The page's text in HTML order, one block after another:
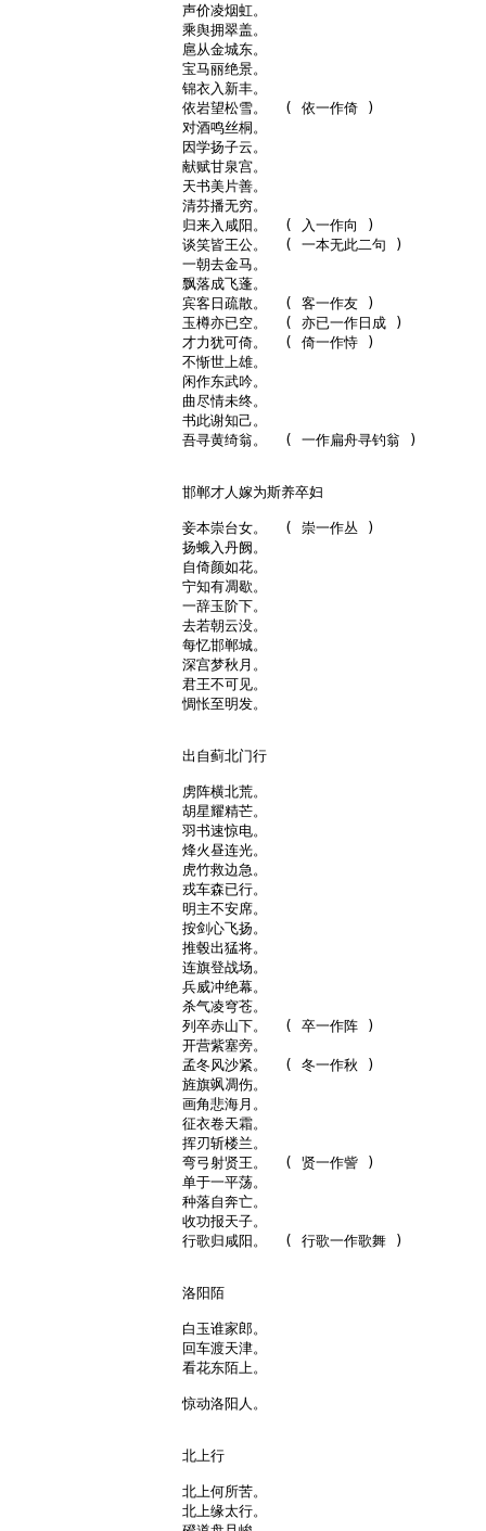
声价凌烟虹。
乘舆拥翠盖。
扈从金城东。
宝马丽绝景。
锦衣入新丰。
依岩望松雪。  ( 依一作倚 )
对酒鸣丝桐。
因学扬子云。
献赋甘泉宫。
天书美片善。
清芬播无穷。
归来入咸阳。  ( 入一作向 )
谈笑皆王公。  ( 一本无此二句 )
一朝去金马。
飘落成飞蓬。
宾客日疏散。  ( 客一作友 )
玉樽亦已空。  ( 亦已一作日成 )
才力犹可倚。  ( 倚一作恃 )
不惭世上雄。
闲作东武吟。
曲尽情未终。
书此谢知己。
吾寻黄绮翁。  ( 一作扁舟寻钓翁 )
邯郸才人嫁为斯养卒妇
妾本崇台女。  ( 崇一作丛 )
扬蛾入丹阙。
自倚颜如花。
宁知有凋歇。
一辞玉阶下。
去若朝云没。
每忆邯郸城。
深宫梦秋月。
君王不可见。
惆怅至明发。
出自蓟北门行
虏阵横北荒。
胡星耀精芒。
羽书速惊电。
烽火昼连光。
虎竹救边急。
戎车森已行。
明主不安席。
按剑心飞扬。
推毂出猛将。
连旗登战场。
兵威冲绝幕。
杀气凌穹苍。
列卒赤山下。  ( 卒一作阵 )
开营紫塞旁。
孟冬风沙紧。  ( 冬一作秋 )
旌旗飒凋伤。
画角悲海月。
征衣卷天霜。
挥刃斩楼兰。
弯弓射贤王。  ( 贤一作訾 )
单于一平荡。
种落自奔亡。
收功报天子。
行歌归咸阳。  ( 行歌一作歌舞 )
洛阳陌
白玉谁家郎。
回车渡天津。
看花东陌上。
惊动洛阳人。
北上行
北上何所苦。
北上缘太行。